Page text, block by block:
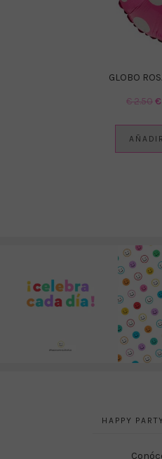
GLOBO
€2.50El
€
HAPPY